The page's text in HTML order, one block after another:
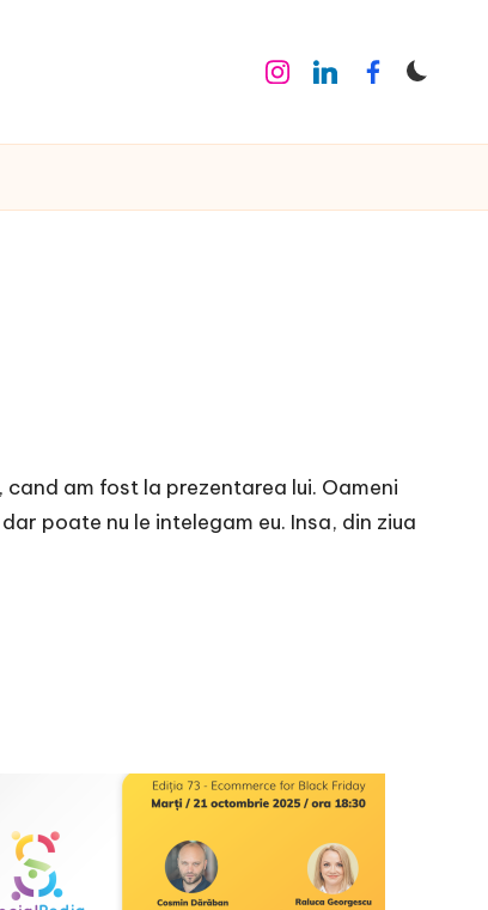
Instagram
LinkedinFacebook
am fost la prezentarea lui. Oameni
poate nu le intelegam eu. Insa, din ziua